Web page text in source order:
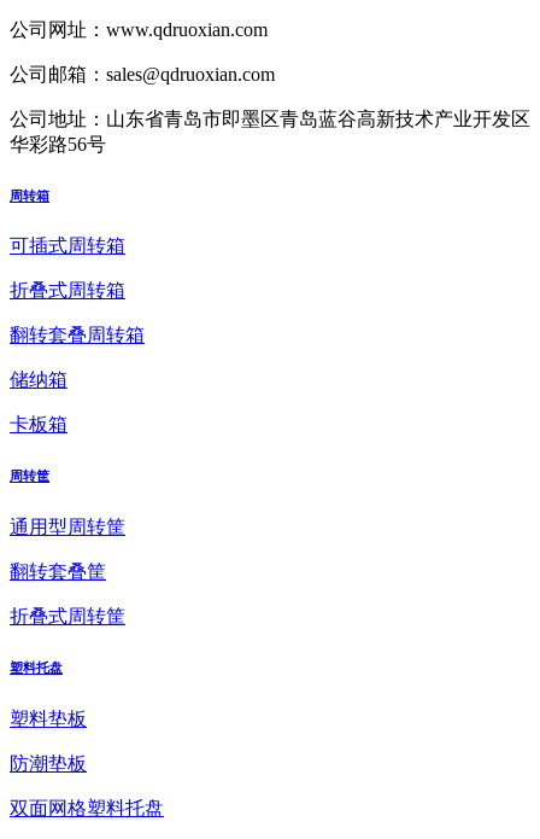
公司网址： www.qdruoxian.com
公司邮箱： sales@qdruoxian.com
公司地址： 山东省青岛市即墨区青岛蓝谷高新技术产业开发区
华彩路56号
周转箱
可插式周转箱
折叠式周转箱
翻转套叠周转箱
储纳箱
卡板箱
周转筐
通用型周转筐
翻转套叠筐
折叠式周转筐
塑料托盘
塑料垫板
防潮垫板
双面网格塑料托盘